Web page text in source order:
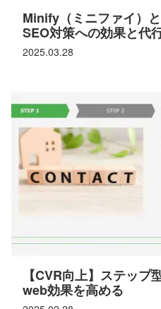
2025.03.28
Minify（ミニファイ）
SEO対策への効果と代
【CVR向上】ステップ
web効果を高める